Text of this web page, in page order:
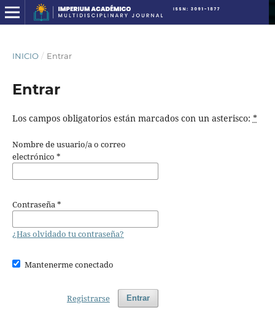
INICIO / Entrar
Entrar
Los campos obligatorios están marcados con un asterisco: *
Nombre de usuario/a o correo
electrónico *
Contraseña*
¿Has olvidado tu contraseña?
Mantenerme conectado
Entrar
Registrarse